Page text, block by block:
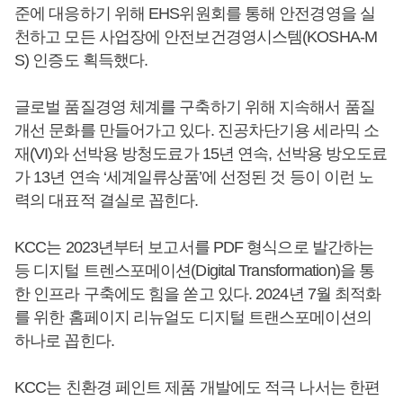
준에 대응하기 위해 EHS위원회를 통해 안전경영을 실
천하고 모든 사업장에 안전보건경영시스템(KOSHA-M
S) 인증도 획득했다.
글로벌 품질경영 체계를 구축하기 위해 지속해서 품질
개선 문화를 만들어가고 있다. 진공차단기용 세라믹 소
재(VI)와 선박용 방청도료가 15년 연속, 선박용 방오도료
가 13년 연속 ‘세계일류상품’에 선정된 것 등이 이런 노
력의 대표적 결실로 꼽힌다.
KCC는 2023년부터 보고서를 PDF 형식으로 발간하는
등 디지털 트렌스포메이션(Digital Transformation)을 통
한 인프라 구축에도 힘을 쏟고 있다. 2024년 7월 최적화
를 위한 홈페이지 리뉴얼도 디지털 트랜스포메이션의
하나로 꼽힌다.
KCC는 친환경 페인트 제품 개발에도 적극 나서는 한편